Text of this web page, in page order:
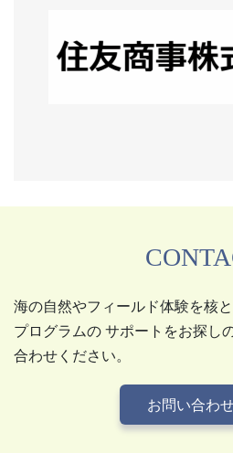
海の自然やフィールド体験を核
プログラムの サポートをお探し
合わせください。
お問い合わ